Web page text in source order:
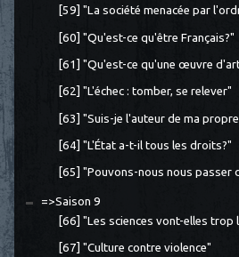
[59] "La société menacée par
[60] "Qu'est-ce qu'être Français?"
[61] "Qu'est-ce qu'une œuvre
[62] "L'échec : tomber, se relever"
[63] "Suis-je l'auteur de ma
[64] "L'État a-t-il tous les droits?"
[65] "Pouvons-nous nous passer
=>Saison 9
[66] "Les sciences vont-elles trop
[67] "Culture contre violence"